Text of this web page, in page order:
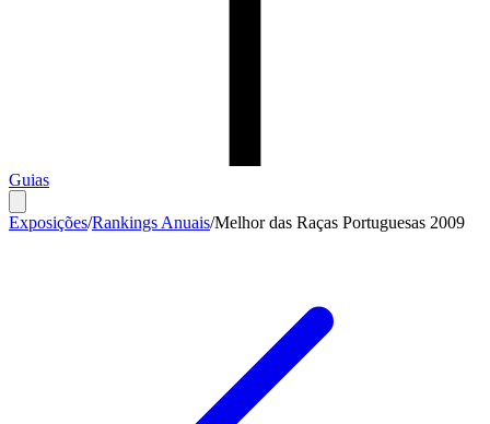
Guias
Exposições/Rankings Anuais/Melhor das Raças Portuguesas 2009